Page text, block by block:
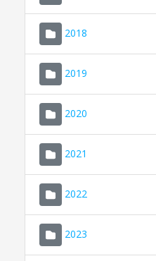
2018
2019
2020
2021
2022
2023